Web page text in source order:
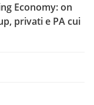
Economy: on
privati e PA cui